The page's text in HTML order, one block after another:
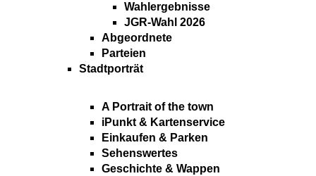
Wahlergebnisse
JGR-Wahl 2026
Abgeordnete
Parteien
Stadtporträt
A Portrait of the town
iPunkt & Kartenservice
Einkaufen & Parken
Sehenswertes
Geschichte & Wappen